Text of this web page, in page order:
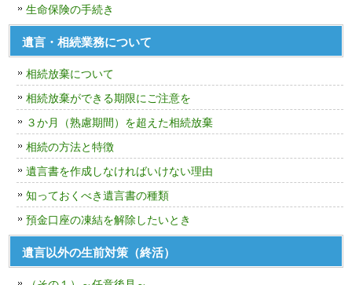
生命保険の手続き
遺言・相続業務について
相続放棄について
相続放棄ができる期限にご注意を
３か月（熟慮期間）を超えた相続放棄
相続の方法と特徴
遺言書を作成しなければいけない理由
知っておくべき遺言書の種類
預金口座の凍結を解除したいとき
遺言以外の生前対策（終活）